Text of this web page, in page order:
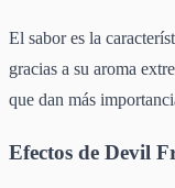
El sabor es la
gracias a su aroma
que dan más
Efectos de Devil